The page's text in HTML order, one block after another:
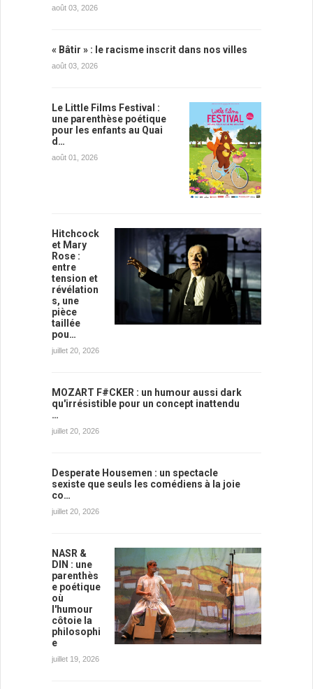
août 03, 2026
« Bâtir » : le racisme inscrit dans nos villes
août 03, 2026
Le Little Films Festival :
une parenthèse poétique
pour les enfants au Quai
d…
août 01, 2026
Hitchcock
et Mary
Rose :
entre
tension et
révélation
s, une
pièce
taillée
pou…
juillet 20, 2026
MOZART F#CKER : un humour aussi dark
qu'irrésistible pour un concept inattendu
…
juillet 20, 2026
Desperate Housemen : un spectacle
sexiste que seuls les comédiens à la joie
co…
juillet 20, 2026
NASR &
DIN : une
parenthès
e poétique
où
l'humour
côtoie la
philosophi
e
juillet 19, 2026